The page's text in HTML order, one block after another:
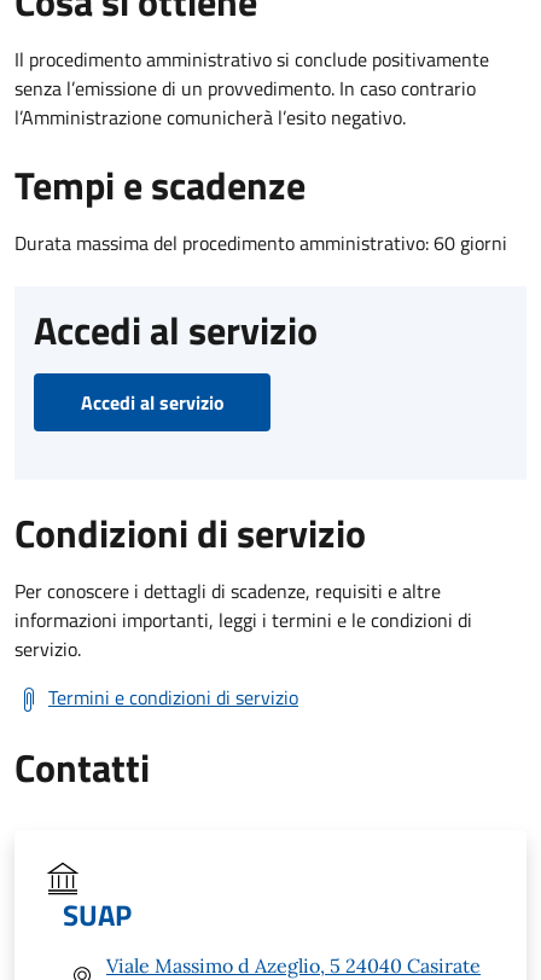
Il procedimento amministrativo si conclude positivamente
senza l’emissione di un provvedimento. In caso contrario
l’Amministrazione comunicherà l’esito negativo.
Tempi e scadenze
Durata massima del procedimento amministrativo: 60 giorni
Accedi al servizio
Accedi al servizio
Condizioni di servizio
Per conoscere i dettagli di scadenze, requisiti e altre
informazioni importanti, leggi i termini e le condizioni di
servizio.
Termini e condizioni di servizio
Contatti
SUAP
Viale Massimo d Azeglio, 5 24040 Casirate